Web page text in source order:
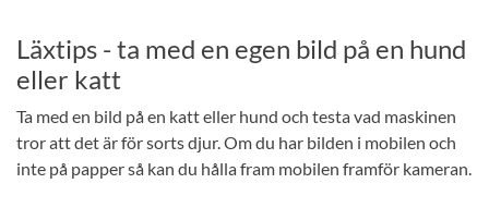
Läxtips - ta med en egen bild på en hund
eller katt
Ta med en bild på en katt eller hund och testa vad maskinen
tror att det är för sorts djur. Om du har bilden i mobilen och
inte på papper så kan du hålla fram mobilen framför kameran.